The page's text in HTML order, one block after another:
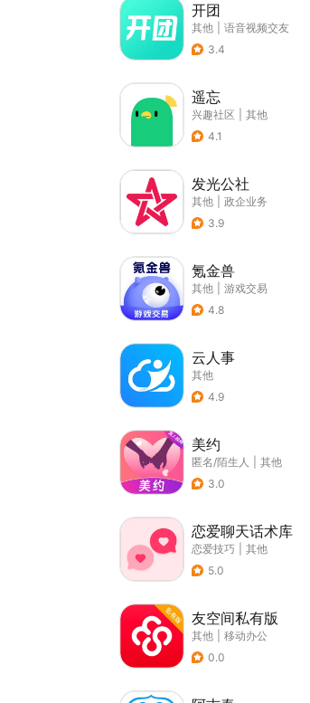
开团
其他
语音视频交友
3.4
遥忘
兴趣社区
其他
4.1
发光公社
其他
政企业务
3.9
氪金兽
其他
游戏交易
4.8
云人事
其他
4.9
美约
匿名/陌生人
其他
3.0
恋爱聊天话术库
恋爱技巧
其他
5.0
友空间私有版
其他
移动办公
0.0